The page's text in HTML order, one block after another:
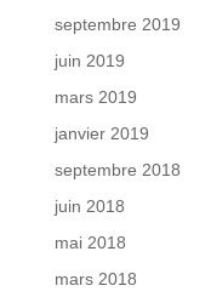
septembre 2019
juin 2019
mars 2019
janvier 2019
septembre 2018
juin 2018
mai 2018
mars 2018